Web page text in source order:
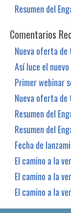
Resumen del
Comentarios
Nueva oferta
Así luce el
Primer webinar
Nueva oferta
Resumen del
Resumen del
Fecha de
El camino a la
El camino a la
El camino a la